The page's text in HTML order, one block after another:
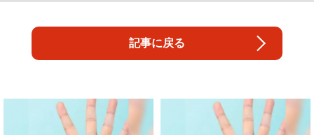
記事に戻る